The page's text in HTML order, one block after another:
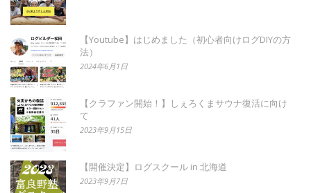
【Youtube】はじめました（初心者向けログDIYの方
法）
2024年6月1日
【クラファン開始！】しぇろくまサウナ復活に向け
て
2023年9月15日
【開催決定】ログスクール in 北海道
2023年9月7日